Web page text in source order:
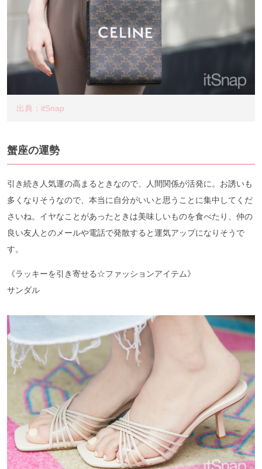
出典：itSnap
蟹座の運勢
引き続き人気運の高まるときなので、人間関係が活発に。お誘いも
多くなりそうなので、本当に自分がいいと思うことに集中してくだ
さいね。イヤなことがあったときは美味しいものを食べたり、仲の
良い友人とのメールや電話で発散すると運気アップになりそうで
す。
《ラッキーを引き寄せる☆ファッションアイテム》
サンダル